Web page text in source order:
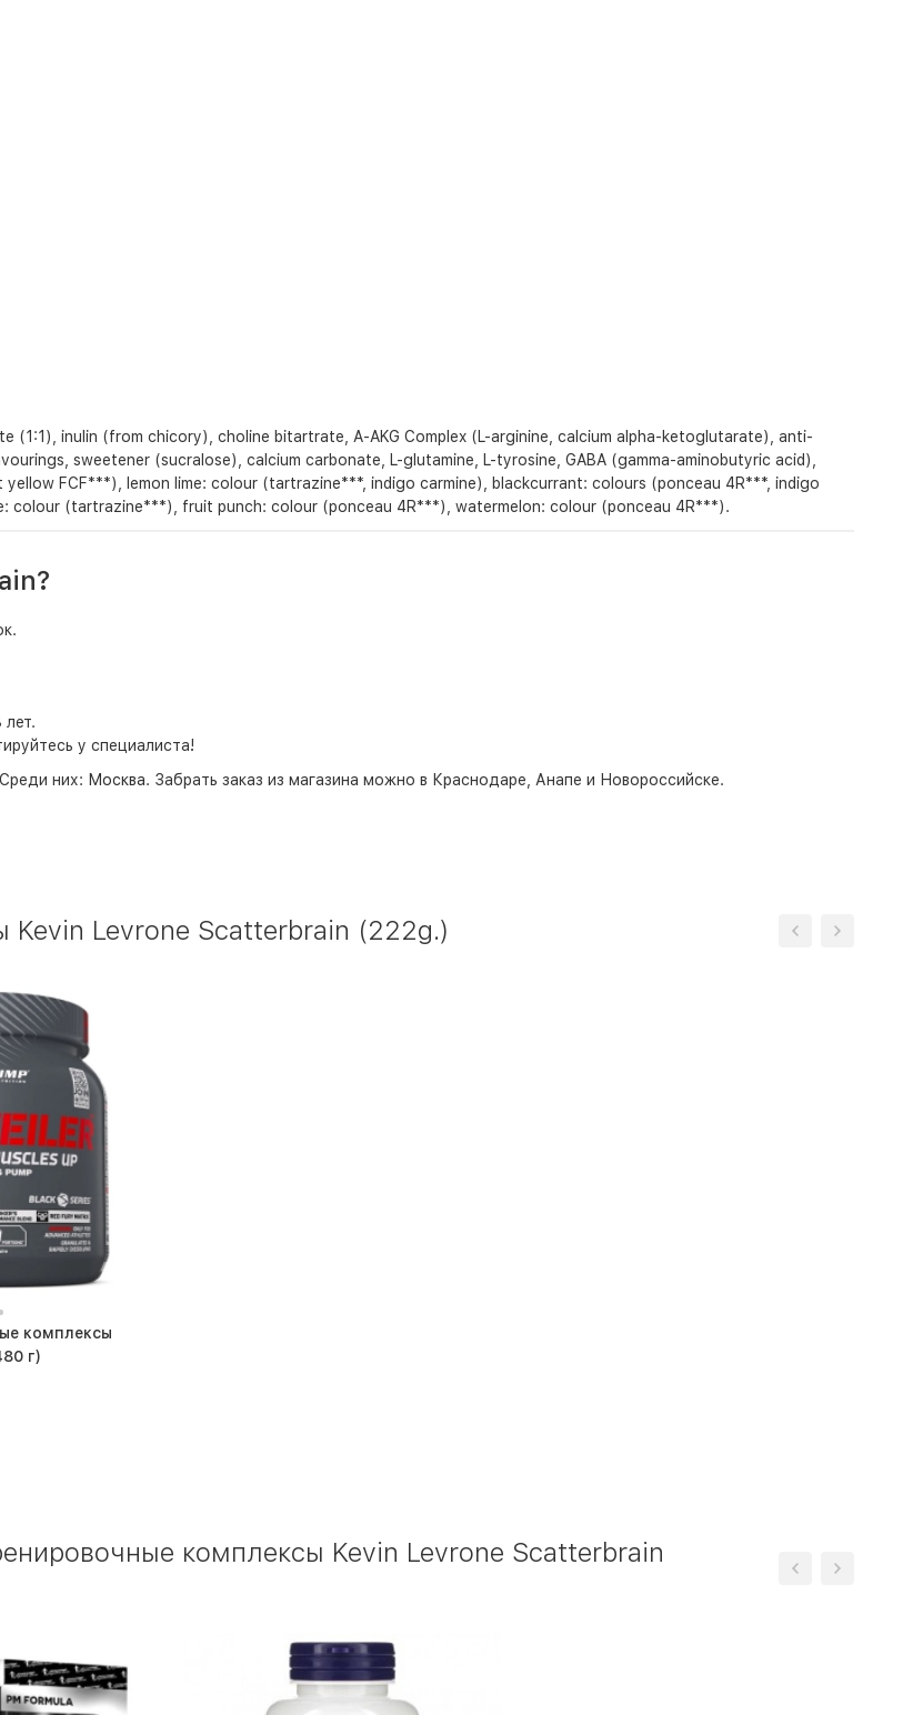
(1:1), inulin (from chicory), choline bitartrate, A-AKG Complex (L-arginine, calcium alpha-ketoglutarate), anti-
sweetener (sucralose), calcium carbonate, L-glutamine, L-tyrosine, GABA (gamma-aminobutyric acid),
FCF***), lemon lime: colour (tartrazine***, indigo carmine), blackcurrant: colours (ponceau 4R***, indigo
colour (tartrazine***), fruit punch: colour (ponceau 4R***), watermelon: colour (ponceau 4R***).
у специалиста!
них: Москва. Забрать заказ из магазина можно в Краснодаре, Анапе и Новороссийске.
Levrone Scatterbrain (222g.)
комплексы
(480 г)
комплексы Kevin Levrone Scatterbrain